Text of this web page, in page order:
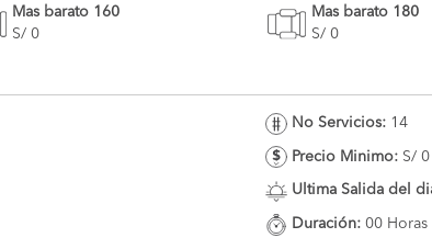
Mas barato 160
S/ 0
Mas barato 180
S/ 0
No Servicios: 14
Precio Minimo: S/ 0
Ultima Salida del
Duración: 00 Horas